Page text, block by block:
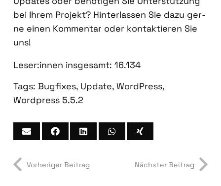
bei Ihrem Pro­jekt? Hin­ter­las­sen Sie dazu ger­
ne einen Kom­men­tar oder kon­tak­tie­ren Sie
uns!
Leser:innen ins­ge­samt: 16.134
Tags: Bugfixes, Update, WordPress,
Wordpress 5.5.2
Vorheriger Beitrag Nächster Beitrag